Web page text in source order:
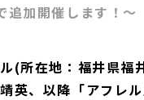
追加開催します！～
(所在地：福井県福
英、以降「アフレ